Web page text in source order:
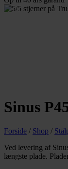
Sinus
Forside / Shop /
Ved levering af
længste plade.